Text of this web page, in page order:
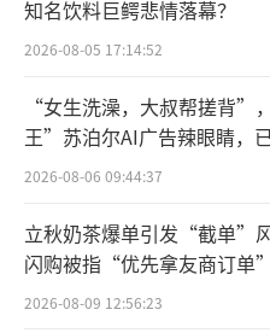
似经历，不仅是进口
降压药“络活喜”、
药“格华止”等进口
到。
据了解，在一些
阿奇霉素，但患者也
的销量有所限制，往
个别医生才能开处方。
知名饮料巨鳄悲情落幕？
2026-08-05 17:14:52
“女生洗澡，大叔帮搓背”
王”苏泊尔AI广告辣眼睛，
2026-08-06 09:44:37
立秋奶茶爆单引发“截单”
闪购被指“优先拿友商订
贵的拿”
2026-08-09 12:56:23